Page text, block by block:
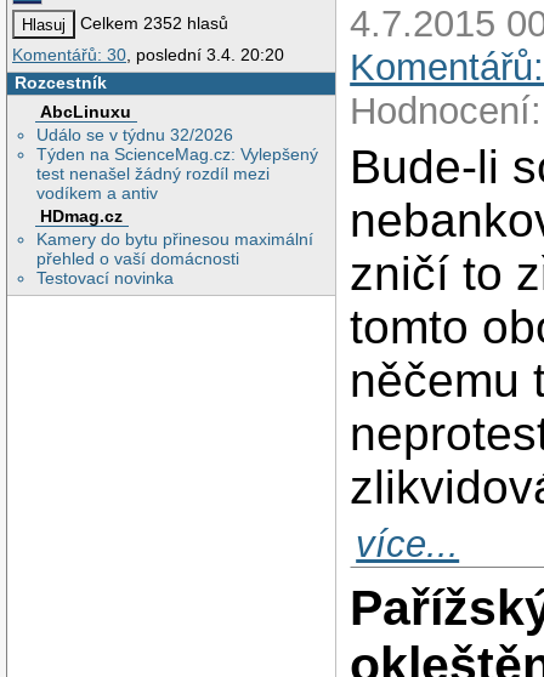
Celkem 2352 hlasů
Komentářů: 30 , poslední 3.4. 20:20
Rozcestník
AbcLinuxu
Událo se v týdnu 32/2026
Týden na ScienceMag.cz: Vylepšený
test nenašel žádný rozdíl mezi
vodíkem a antiv
HDmag.cz
Kamery do bytu přinesou maximální
přehled o vaší domácnosti
Testovací novinka
4.7.2015
Bude-li
zničí to
tomto
něčemu
více...